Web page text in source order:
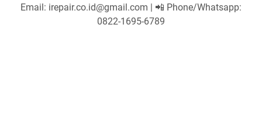
Email: irepair.co.id@gmail.com | 📲 Phone/Whatsapp:
0822-1695-6789